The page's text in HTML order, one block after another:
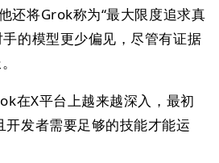
还将Grok称为“最大限度追求真
的模型更少偏见，尽管有证据
在X平台上越来越深入，最初
开发者需要足够的技能才能运